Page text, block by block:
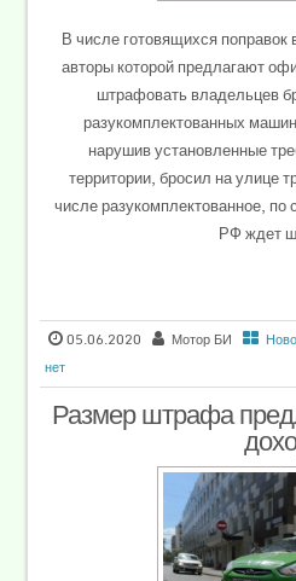
В числе готовящихся
авторы которой предлагают
штрафовать владельцев
разукомплектованных
нарушив установленные
территории, бросил на улице
числе разукомплектованное,
РФ ждет
05.06.2020 Мотор БИ
нет
Размер штрафа